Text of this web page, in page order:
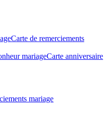
Carte de remerciements
mariageCarte anniversaire
mariage